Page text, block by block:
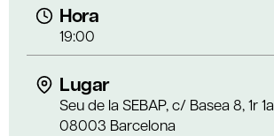
Hora
19:00
Lugar
Seu de la SEBAP, c/ Basea 8, 1r 1a
08003 Barcelona